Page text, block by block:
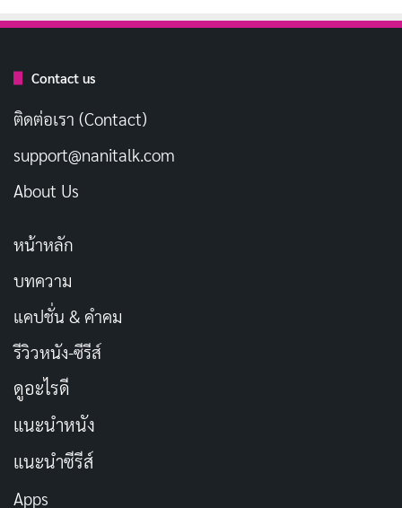
การออกแบบภาพมีความประณีตและมีเสน่ห์เฉพาะตัวที่
ที่ขับร้องโดย มาซาโยชิ โออิชิ ยังเพิ่มความสดใสและพลังให้
กับเรื่องได้อย่างยอดเยี่ยม เสียงกีตาร์ที่เป็นเอกลักษณ์ใน
เพลงนี้สร้างความรู้สึกที่มีชีวิตชีวา และทำให้เพลงเปิดเป็น
สำหรับผู้ที่ชื่นชอบเวอร์ชั่นภาษาญี่ปุ่นต้นฉบับ การแสดง
ใครที่ชอบดูเวอร์ชั่นพากย์ภาษาอังกฤษก็สามารถ
เพลิดเพลินได้เช่นกัน เพราะมีการจัดทำเสียงพากย์ภาษา
อังกฤษสำหรับผู้ชมที่ไม่เข้าใจภาษาญี่ปุ่น
ซากุระ จิโยะ ในฐานะตัวละครเอกของเรื่อง มีบุคลิกที่น่ารัก
และเต็มไปด้วยความมุ่งมั่น อย่างไรก็ตาม ในบางครั้งการที่
เธอมีความหวังสูงในเรื่องความรักกับโนซากิ อาจทำให้เธอดู
อ่อนไหวเกินไป ซึ่งอาจเป็นจุดที่ทำให้คนดูบางส่วนรู้สึกว่า
Contact us
ติดต่อเรา (Contact)
support@nanitalk.com
About Us
หน้าหลัก
บทความ
แคปชั่น & คำคม
รีวิวหนัง-ซีรีส์
ดูอะไรดี
แนะนำหนัง
แนะนำซีรีส์
Apps